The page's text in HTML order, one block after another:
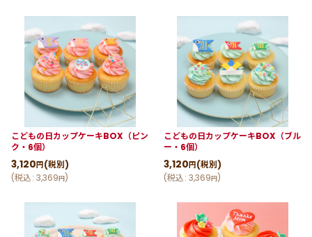
こどもの日カップケーキBOX（ピン
ク・6個）
3,120 円(税別)
(税込: 3,369円)
こどもの日カップケーキBOX（ブル
ー・6個）
3,120 円(税別)
(税込: 3,369円)